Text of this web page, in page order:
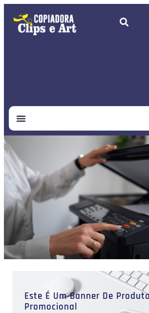
Este É Um Banner De
Promocional